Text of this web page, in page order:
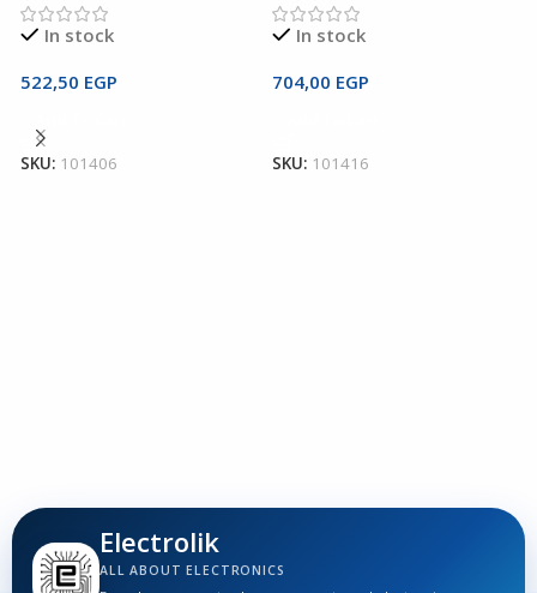
In stock
522,50 EGP
SKU: 101406
In stock
704,00 EGP
SKU: 101416
Electrolik
ALL ABOUT ELECTRONICS